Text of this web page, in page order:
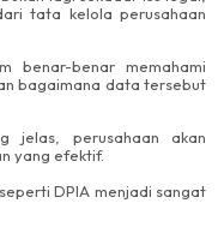
tata kelola perusahaan
benar-benar memahami
bagaimana data tersebut
jelas, perusahaan akan
yang efektif.
DPIA menjadi sangat